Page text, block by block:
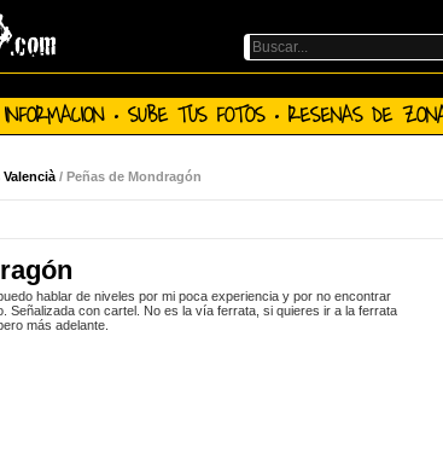
· SUBE TUS FOTOS · RESENAS DE
Valencià / Peñas de Mondragón
hablar de niveles por mi poca experiencia y por no encontrar
Señalizada con cartel. No es la vía ferrata, si quieres ir a la ferrata
más adelante.